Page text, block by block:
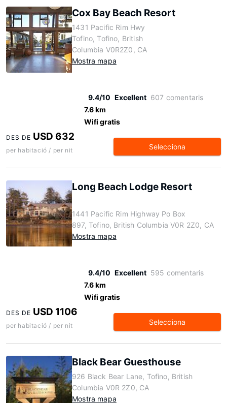
Cox Bay Beach Resort
1431 Pacific Rim Hwy
Tofino, Tofino, British
Columbia V0R2Z0, CA
Mostra mapa
9.4/10 Excellent 607 comentaris
7.6 km
Wifi gratis
DES DE USD 632
per habitació / per nit Selecciona
Long Beach Lodge Resort
1441 Pacific Rim Highway Po Box
897, Tofino, British Columbia V0R 2Z0, CA
Mostra mapa
9.4/10 Excellent 595 comentaris
7.6 km
Wifi gratis
DES DE USD 1106
per habitació / per nit Selecciona
Black Bear Guesthouse
926 Black Bear Lane, Tofino, British
Columbia V0R 2Z0, CA
Mostra mapa